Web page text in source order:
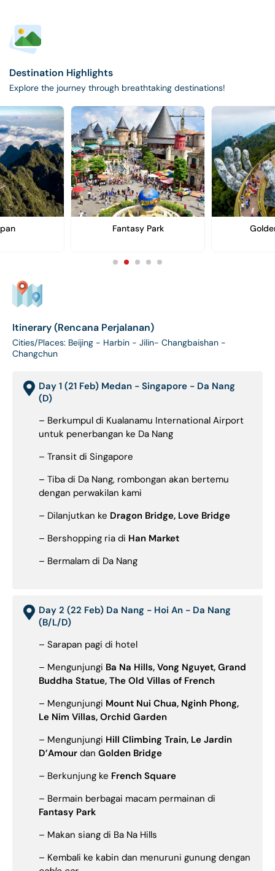
Destination Highlights
Explore the journey through breathtaking destinations!
Fantasy Park
Itinerary (Rencana Perjalanan)
Cities/Places: Beijing - Harbin - Jilin- Changbaishan -
Changchun
Day 1 (21 Feb) Medan - Singapore - Da Nang
(D)
– Berkumpul di Kualanamu International Airport
untuk penerbangan ke Da Nang
– Transit di Singapore
– Tiba di Da Nang, rombongan akan bertemu
dengan perwakilan kami
– Dilanjutkan ke Dragon Bridge, Love Bridge
– Bershopping ria di Han Market
– Bermalam di Da Nang
Day 2 (22 Feb) Da Nang - Hoi An - Da Nang
(B/L/D)
– Sarapan pagi di hotel
– Mengunjungi Ba Na Hills, Vong Nguyet, Grand
Buddha Statue, The Old Villas of French
– Mengunjungi Mount Nui Chua, Nginh Phong,
Le Nim Villas, Orchid Garden
– Mengunjungi Hill Climbing Train, Le Jardin
D’Amour dan Golden Bridge
– Berkunjung ke French Square
– Bermain berbagai macam permainan di
Fantasy Park
– Makan siang di Ba Na Hills
– Kembali ke kabin dan menuruni gunung dengan